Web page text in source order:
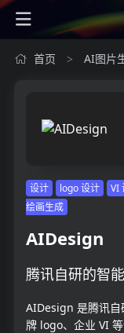
首页 > AI图片
设计 logo 设计 VI
绘画生成
AIDesign
腾讯自研的智
AIDesign 是腾讯自
牌 logo、企业 VI